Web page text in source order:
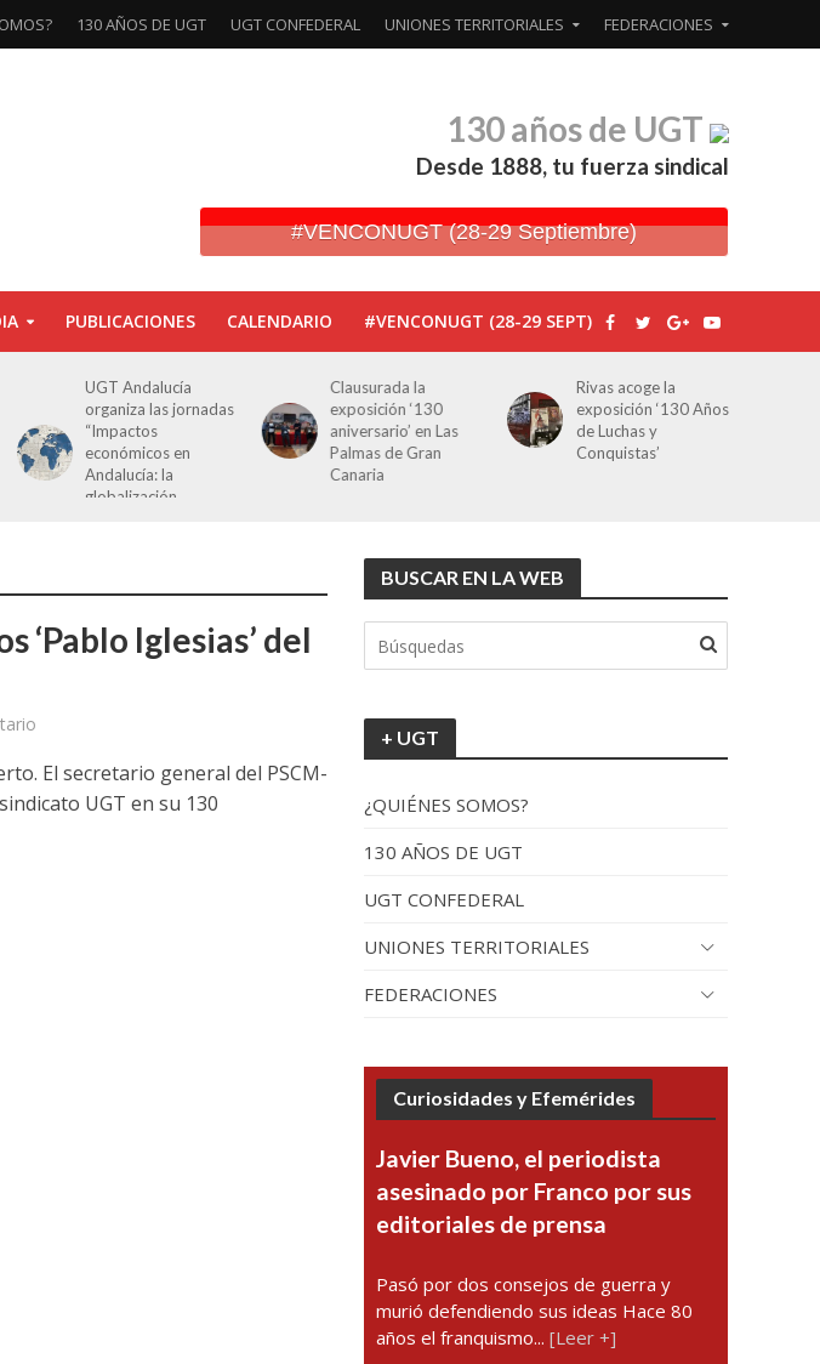
130 AÑOS DE UGT UGT CONFEDERAL UNIONES TERRITORIALES FEDERACIONES
130 años de UGT
Desde 1888, tu fuerza sindical
#VENCONUGT (28-29 Septiembre)
PUBLICACIONES CALENDARIO #VENCONUGT (28-29 SEPT)
UGT Andalucía
organiza las jornadas
“Impactos
económicos en
Andalucía: la
globalización
Clausurada la
exposición ‘130
aniversario’ en Las
Palmas de Gran
Canaria
Rivas acoge la
exposición ‘130 Años
de Luchas y
Conquistas’
‘Pablo Iglesias’ del
El secretario general del PSCM-
UGT en su 130
BUSCAR EN LA WEB
+ UGT
¿QUIÉNES SOMOS?
130 AÑOS DE UGT
UGT CONFEDERAL
UNIONES TERRITORIALES
FEDERACIONES
Curiosidades y Efemérides
Javier Bueno, el periodista
asesinado por Franco por sus
editoriales de prensa
Pasó por dos consejos de guerra y
murió defendiendo sus ideas Hace 80
años el franquismo...[Leer +]